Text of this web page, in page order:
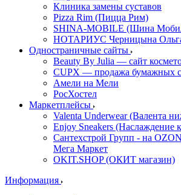
Клиника замены суставов
Pizza Rim (Пицца Рим)
SHINA-MOBILE (Шина
НОТАРИУС Черницына
Одностраничные сайты
Beauty By Julia — сайт
CUPX — продажа бумажных
Амели на Мели
РосХостел
Маркетплейсы
Valenta Underwear (Валента
Enjoy Sneakers (Наслаждение
Сантехcтрой Групп - на
Мега Маркет
OKIT.SHOP (ОКИТ магазин)
Информация